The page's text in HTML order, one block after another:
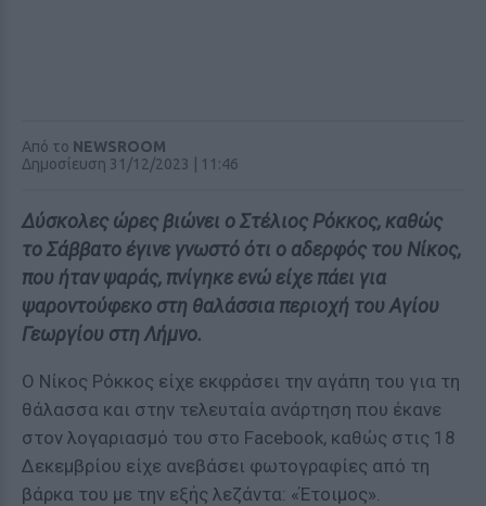
Από το NEWSROOM
Δημοσίευση 31/12/2023 | 11:46
Δύσκολες ώρες βιώνει ο Στέλιος Ρόκκος, καθώς
το Σάββατο έγινε γνωστό ότι ο αδερφός του Νίκος,
που ήταν ψαράς, πνίγηκε ενώ είχε πάει για
ψαροντούφεκο στη θαλάσσια περιοχή του Αγίου
Γεωργίου στη Λήμνο.
Ο Νίκος Ρόκκος είχε εκφράσει την αγάπη του για τη
θάλασσα και στην τελευταία ανάρτηση που έκανε
στον λογαριασμό του στο Facebook, καθώς στις 18
Δεκεμβρίου είχε ανεβάσει φωτογραφίες από τη
βάρκα του με την εξής λεζάντα: «Έτοιμος».